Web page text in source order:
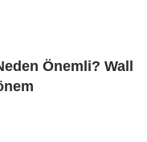
Önemli? Wall